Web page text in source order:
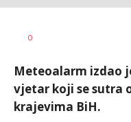
AUTOR
0
Meteoalarm izdao
vjetar koji se sutra
krajevima BiH.